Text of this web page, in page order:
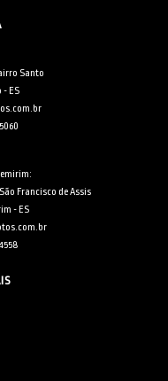
Santo
ES
Francisco de Assis
- ES